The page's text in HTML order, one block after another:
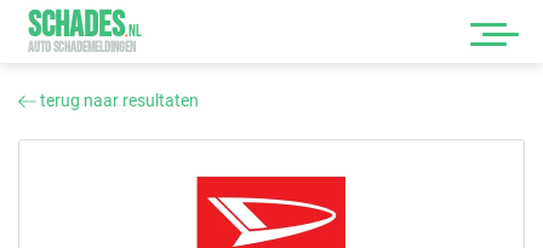
SCHADES.NL
AUTO SCHADEMELDINGEN
terug naar resultaten